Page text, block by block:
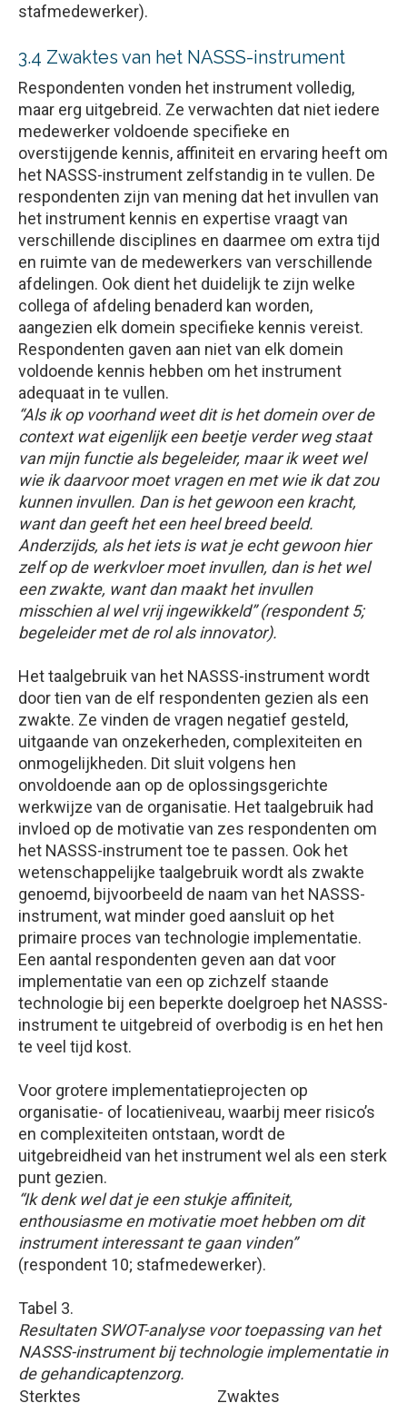
stafmedewerker).
3.4 Zwaktes van het NASSS-instrument
Respondenten vonden het instrument volledig,
maar erg uitgebreid. Ze verwachten dat niet iedere
medewerker voldoende specifieke en
overstijgende kennis, affiniteit en ervaring heeft om
het NASSS-instrument zelfstandig in te vullen. De
respondenten zijn van mening dat het invullen van
het instrument kennis en expertise vraagt van
verschillende disciplines en daarmee om extra tijd
en ruimte van de medewerkers van verschillende
afdelingen. Ook dient het duidelijk te zijn welke
collega of afdeling benaderd kan worden,
aangezien elk domein specifieke kennis vereist.
Respondenten gaven aan niet van elk domein
voldoende kennis hebben om het instrument
adequaat in te vullen.
“Als ik op voorhand weet dit is het domein over de
context wat eigenlijk een beetje verder weg staat
van mijn functie als begeleider, maar ik weet wel
wie ik daarvoor moet vragen en met wie ik dat zou
kunnen invullen. Dan is het gewoon een kracht,
want dan geeft het een heel breed beeld.
Anderzijds, als het iets is wat je echt gewoon hier
zelf op de werkvloer moet invullen, dan is het wel
een zwakte, want dan maakt het invullen
misschien al wel vrij ingewikkeld” (respondent 5;
begeleider met de rol als innovator).
Het taalgebruik van het NASSS-instrument wordt
door tien van de elf respondenten gezien als een
zwakte. Ze vinden de vragen negatief gesteld,
uitgaande van onzekerheden, complexiteiten en
onmogelijkheden. Dit sluit volgens hen
onvoldoende aan op de oplossingsgerichte
werkwijze van de organisatie. Het taalgebruik had
invloed op de motivatie van zes respondenten om
het NASSS-instrument toe te passen. Ook het
wetenschappelijke taalgebruik wordt als zwakte
genoemd, bijvoorbeeld de naam van het NASSS-
instrument, wat minder goed aansluit op het
primaire proces van technologie implementatie.
Een aantal respondenten geven aan dat voor
implementatie van een op zichzelf staande
technologie bij een beperkte doelgroep het NASSS-
instrument te uitgebreid of overbodig is en het hen
te veel tijd kost.
Voor grotere implementatieprojecten op
organisatie- of locatieniveau, waarbij meer risico’s
en complexiteiten ontstaan, wordt de
uitgebreidheid van het instrument wel als een sterk
punt gezien.
“Ik denk wel dat je een stukje affiniteit,
enthousiasme en motivatie moet hebben om dit
instrument interessant te gaan vinden”
(respondent 10; stafmedewerker).
Tabel 3.
Resultaten SWOT-analyse voor toepassing van het
NASSS-instrument bij technologie implementatie in
de gehandicaptenzorg.
Sterktes
Zwaktes